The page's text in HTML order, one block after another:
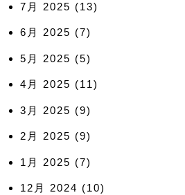
7月 2025 (13)
6月 2025 (7)
5月 2025 (5)
4月 2025 (11)
3月 2025 (9)
2月 2025 (9)
1月 2025 (7)
12月 2024 (10)